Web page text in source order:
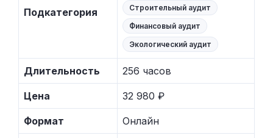
Подкатегория
Строительный аудит
Финансовый аудит
Экологический аудит
Длительность 256 часов
Цена 32 980 ₽
Формат Онлайн